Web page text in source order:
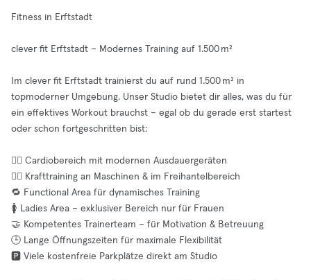
Fitness in Erftstadt
clever fit Erftstadt – Modernes Training auf 1.500 m²
Im clever fit Erftstadt trainierst du auf rund 1.500 m² in
topmoderner Umgebung. Unser Studio bietet dir alles, was du für
ein effektives Workout brauchst – egal ob du gerade erst startest
oder schon fortgeschritten bist:
🏃‍♂️ Cardiobereich mit modernen Ausdauergeräten
🏋️‍♀️ Krafttraining an Maschinen & im Freihantelbereich
🔁 Functional Area für dynamisches Training
🚺 Ladies Area – exklusiver Bereich nur für Frauen
🤝 Kompetentes Trainerteam – für Motivation & Betreuung
🕒 Lange Öffnungszeiten für maximale Flexibilität
🅿️ Viele kostenfreie Parkplätze direkt am Studio